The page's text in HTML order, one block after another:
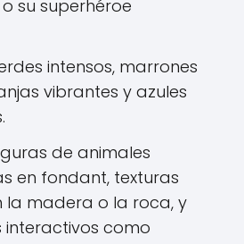
su superhéroe
intensos, marrones
vibrantes y azules
de animales
en fondant, texturas
la madera o la roca, y
interactivos como